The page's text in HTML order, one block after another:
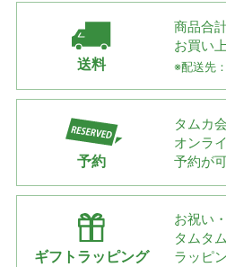
送料
商品合
お買い
※配送先
予約
タムカ
オンラ
予約が
ギフトラッピング
お祝い
タムタ
ラッピ